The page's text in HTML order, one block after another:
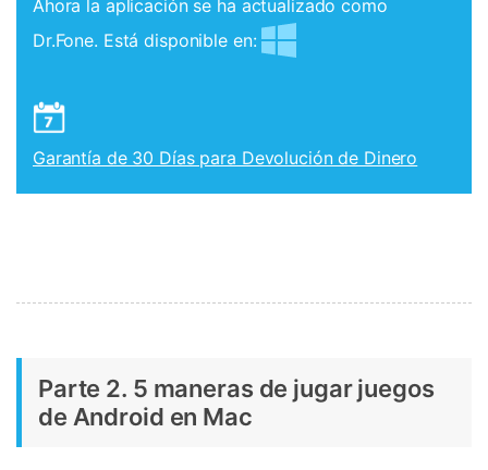
Ahora la aplicación se ha actualizado como
Dr.Fone. Está disponible en:
Garantía de 30 Días para Devolución de Dinero
Parte 2. 5 maneras de jugar juegos
de Android en Mac
+50M usuarios y +17 años de confianza
Desbloquea, repara y protege tu teléfono
Abrir App Prueba Online